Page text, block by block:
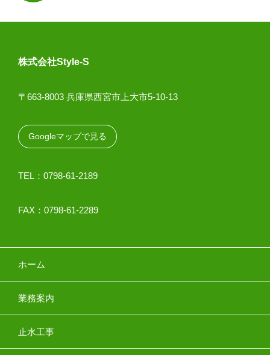
株式会社Style-S
〒663-8003 兵庫県西宮市上大市5-10-13
Googleマップで見る
TEL：0798-61-2189
FAX：0798-61-2289
ホーム
業務案内
止水工事